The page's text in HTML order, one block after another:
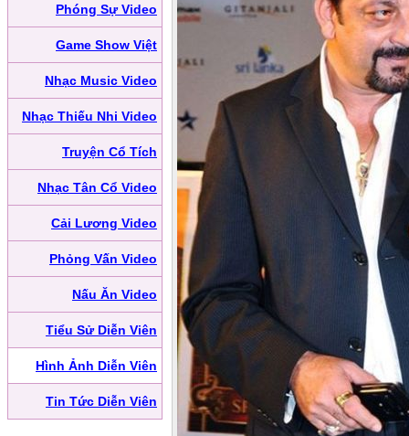
Phóng Sự Video
Game Show Việt
Nhạc Music Video
Nhạc Thiếu Nhi Video
Truyện Cổ Tích
Nhạc Tân Cổ Video
Cải Lương Video
Phỏng Vấn Video
Nấu Ăn Video
Tiểu Sử Diễn Viên
Hình Ảnh Diễn Viên
Tin Tức Diễn Viên